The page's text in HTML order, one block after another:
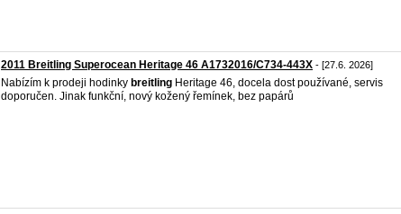
2011 Breitling Superocean Heritage 46 A1732016/C734-443X - [27.6. 2026]
Nabízím k prodeji hodinky breitling Heritage 46, docela dost používané, servis
doporučen. Jinak funkční, nový kožený řemínek, bez papárů